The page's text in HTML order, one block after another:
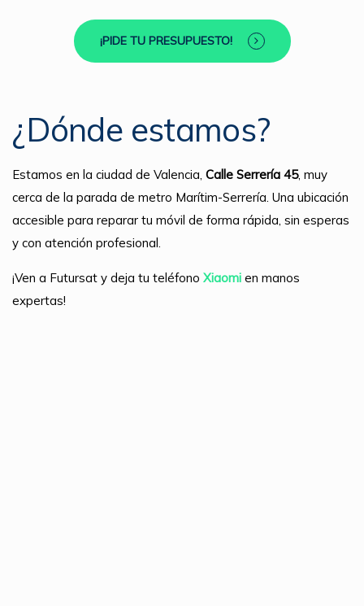
¡PIDE TU PRESUPUESTO!
¿Dónde estamos?
Estamos en la ciudad de Valencia, Calle Serrería 45, muy
cerca de la parada de metro Marítim-Serrería. Una ubicación
accesible para reparar tu móvil de forma rápida, sin esperas
y con atención profesional.
¡Ven a Futursat y deja tu teléfono Xiaomi en manos
expertas!